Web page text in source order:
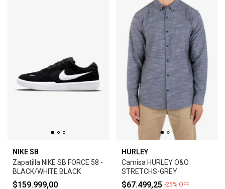
NIKE SB
Zapatilla NIKE SB FORCE 58 -
BLACK/WHITE BLACK
$159.999,00
HURLEY
Camisa HURLEY O&O
STRETCHS-GREY
$67.499,25 -25% OFF